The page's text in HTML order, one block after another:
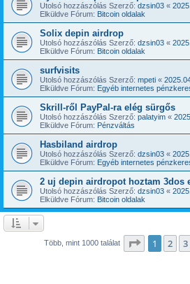
Utolsó hozzászólás Szerző: dzsin03 «
Elküldve Fórum: Bitcoin oldalak
Solix depin airdrop
Utolsó hozzászólás Szerző: dzsin03 «
Elküldve Fórum: Bitcoin oldalak
surfvisits
Utolsó hozzászólás Szerző: mpeti «
Elküldve Fórum: Egyéb internetes
Skrill-ről PayPal-ra elég sürgős
Utolsó hozzászólás Szerző: palatyim «
Elküldve Fórum: Pénzváltás
Hasbiland airdrop
Utolsó hozzászólás Szerző: dzsin03 «
Elküldve Fórum: Egyéb internetes
2 uj depin airdropot hoztam 3dos
Utolsó hozzászólás Szerző: dzsin03 «
Elküldve Fórum: Bitcoin oldalak
Több, mint 1000 találat Oldal:1 40
1 2 3